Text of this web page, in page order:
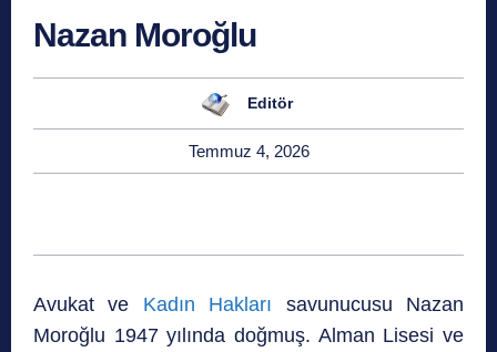
Nazan Moroğlu
Editör
Temmuz 4, 2026
Avukat ve Kadın Hakları savunucusu Nazan
Moroğlu 1947 yılında doğmuş. Alman Lisesi ve